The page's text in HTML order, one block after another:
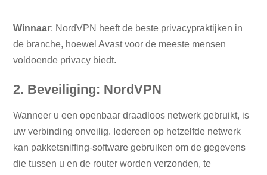
Winnaar: NordVPN heeft de beste privacypraktijken in
de branche, hoewel Avast voor de meeste mensen
voldoende privacy biedt.
2. Beveiliging: NordVPN
Wanneer u een openbaar draadloos netwerk gebruikt, is
uw verbinding onveilig. Iedereen op hetzelfde netwerk
kan pakketsniffing-software gebruiken om de gegevens
die tussen u en de router worden verzonden, te